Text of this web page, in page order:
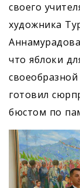
своего
художника
что яблоки
готовил
бюстом по